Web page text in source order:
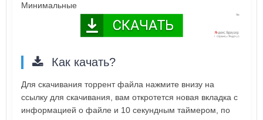
Минимальные
Как качать?
Для скачивания торрент файла нажмите внизу на
ссылку для скачивания, вам откротется новая вкладка с
информацией о файле и 10 секундным таймером, по